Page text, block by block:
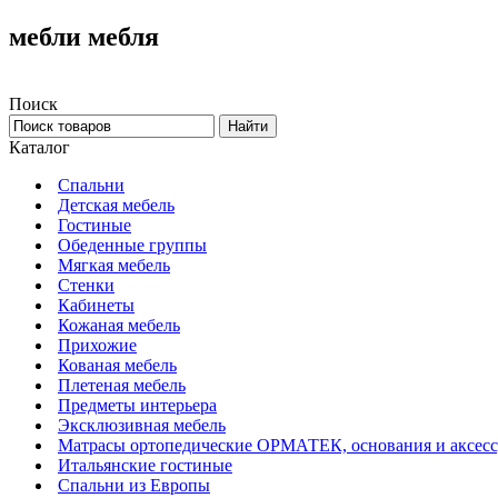
мебли мебля
Поиск
Каталог
Спальни
Детская мебель
Гостиные
Обеденные группы
Мягкая мебель
Стенки
Кабинеты
Кожаная мебель
Прихожие
Кованая мебель
Плетеная мебель
Предметы интерьера
Эксклюзивная мебель
Матрасы ортопедические ОРМАТЕК, основания и
Итальянские гостиные
Спальни из Европы